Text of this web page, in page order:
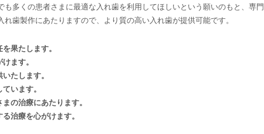
も多くの患者さまに最適な入れ歯を利用してほしいという願いのもと、専門
歯製作にあたりますので、より質の高い入れ歯が提供可能です。
果たします。
ます。
たします。
います。
の治療にあたります。
治療を心がけます。